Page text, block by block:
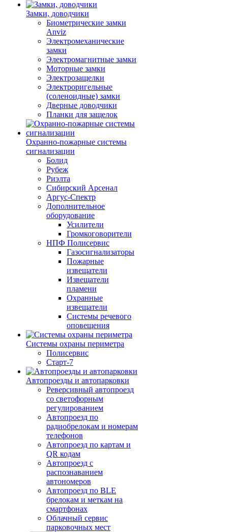
Замки, доводчики
Биометрические замки
Anviz
Электромеханические
замки
Электромагнитные замки
Моторные замки
Электрозащелки
Электроригельные
(cоленоидные) замки
Дверные доводчики
Планки для защелок
Охранно-пожарные системы
сигнализации
Болид
Рубеж
Риэлта
Сибирский Арсенал
Аргус-Спектр
Дополнительное
оборудование
Усилители
Громкоговорители
НПФ Полисервис
Газосигнализаторы
Пожарные
извещатели
Извещатели
пламени
Охранные
извещатели
Системы речевого
оповещения
Системы охраны периметра
Полисервис
Старт-7
Автопроезды и автопарковки
Реверсивный автопроезд
со светофорным
регулированием
Автопроезд по
радиобрелокам и номерам
телефонов
Автопроезд по картам и
QR кодам
Автопроезд с
распознаванием
автономеров
Автопроезд по BLE
брелокам и меткам на
смартфонах
Облачный сервис
парковочных мест